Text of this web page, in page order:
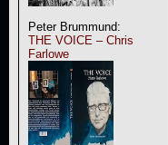
Peter Brummund:
THE VOICE – Chris
Farlowe